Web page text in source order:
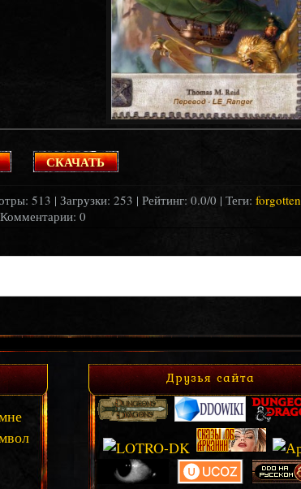
СКАЧАТЬ
513 | Загрузки: 253 | Рейтинг: 0.0/0 | Теги: forgotten
0
Друзья сайта